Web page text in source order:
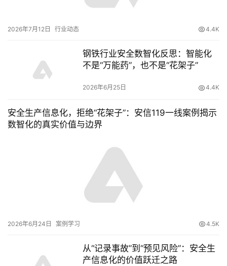
2026年7月12日 行业动态 4.4K
钢铁行业安全数智化反思：智能化
不是“万能药”，也不是“花架子”
2026年6月25日 4.4K
安全生产信息化，拒绝“花架子”：安信119一线案例揭示
数智化的真实价值与边界
2026年6月24日 案例学习 4.5K
从“记录事故”到“预见风险”：安全生
产信息化的价值跃迁之路